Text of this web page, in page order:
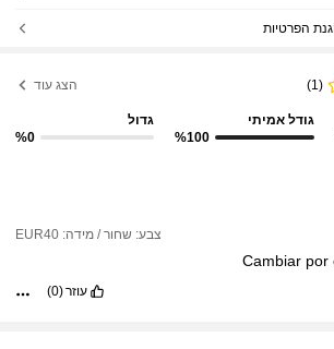
הפרטיות
(1) הצג עוד
גודל אמיתי
%100
גדול
%0
צבע: שחור / מידה: EUR40
Cambiar por
עוזר(0)